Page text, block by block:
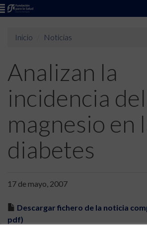
Inicio Noticias
Analizan la
incidencia del
magnesio en
diabetes
17 de mayo, 2007
Descargar fichero de la noticia
pdf)